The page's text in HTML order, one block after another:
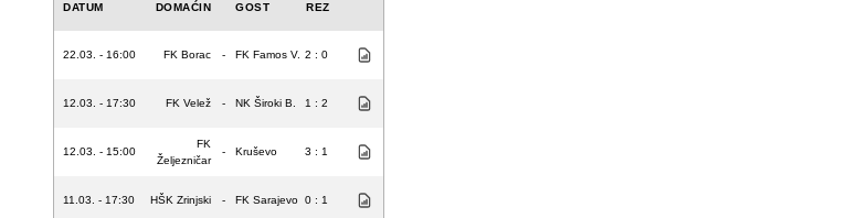
DATUM DOMAĆIN GOST REZ
22.03. - 16:00 FK Borac - FK Famos V. 2 : 0
12.03. - 17:30 FK Velež - NK Široki B. 1 : 2
12.03. - 15:00
FK
Željezničar
- Kruševo 3 : 1
11.03. - 17:30 HŠK Zrinjski - FK Sarajevo 0 : 1